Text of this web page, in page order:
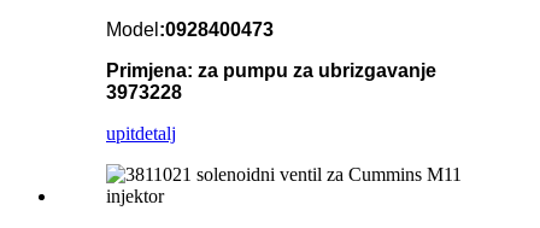
Model :0928400473
Primjena: za pumpu za ubrizgavanje
3973228
upitdetalj